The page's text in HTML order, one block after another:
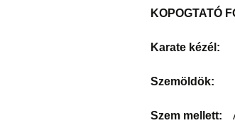
KOPOGTATÓ
Karate kézél:
Szemöldök:
Szem mellett: